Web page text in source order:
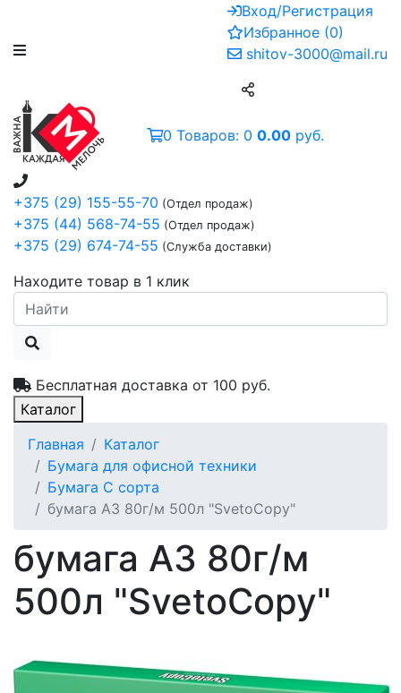
Вход/Регистрация
Избранное (0)
shitov-3000@mail.ru
+375 (29) 155-55-70 (Отдел продаж)
+375 (44) 568-74-55 (Отдел продаж)
+375 (29) 674-74-55 (Служба доставки)
Находите товар в 1 клик
Бесплатная доставка от 100 руб.
0 Товаров: 0 0.00 руб.
Каталог
Главная
Каталог
Бумага для офисной техники
Бумага C сорта
бумага A3 80г/м 500л "SvetoCopy"
бумага A3 80г/м
500л "SvetoCopy"